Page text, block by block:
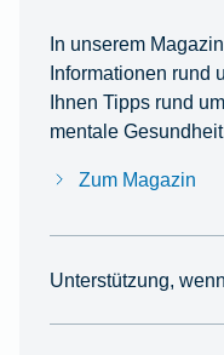
In unserem
Informationen rund
Ihnen Tipps rund
mentale
Zum Magazin
Unterstützung,